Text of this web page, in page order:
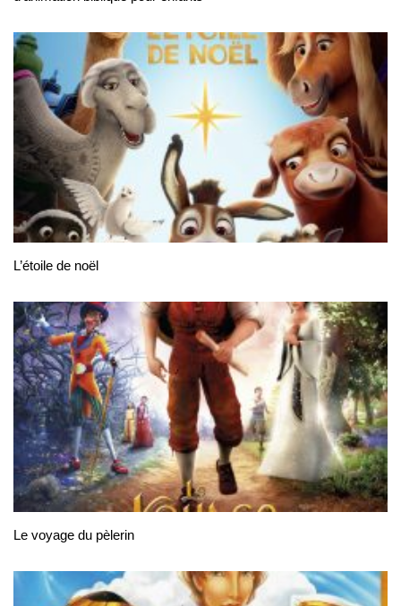
L’étoile de noël
Le voyage du pèlerin